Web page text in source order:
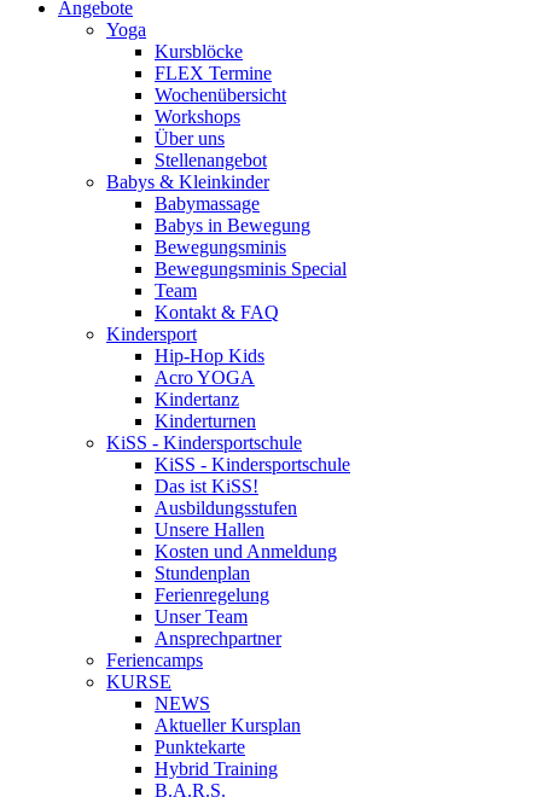
Angebote
Yoga
Kursblöcke
FLEX Termine
Wochenübersicht
Workshops
Über uns
Stellenangebot
Babys & Kleinkinder
Babymassage
Babys in Bewegung
Bewegungsminis
Bewegungsminis Special
Team
Kontakt & FAQ
Kindersport
Hip-Hop Kids
Acro YOGA
Kindertanz
Kinderturnen
KiSS - Kindersportschule
KiSS - Kindersportschule
Das ist KiSS!
Ausbildungsstufen
Unsere Hallen
Kosten und Anmeldung
Stundenplan
Ferienregelung
Unser Team
Ansprechpartner
Feriencamps
KURSE
NEWS
Aktueller Kursplan
Punktekarte
Hybrid Training
B.A.R.S.